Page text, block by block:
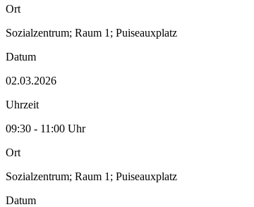
Ort
Sozialzentrum; Raum 1; Puiseauxplatz
Datum
02.03.2026
Uhrzeit
09:30 - 11:00 Uhr
Ort
Sozialzentrum; Raum 1; Puiseauxplatz
Datum